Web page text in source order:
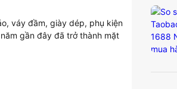
váy đầm, giày dép, phụ kiện
gần đây đã trở thành mặt